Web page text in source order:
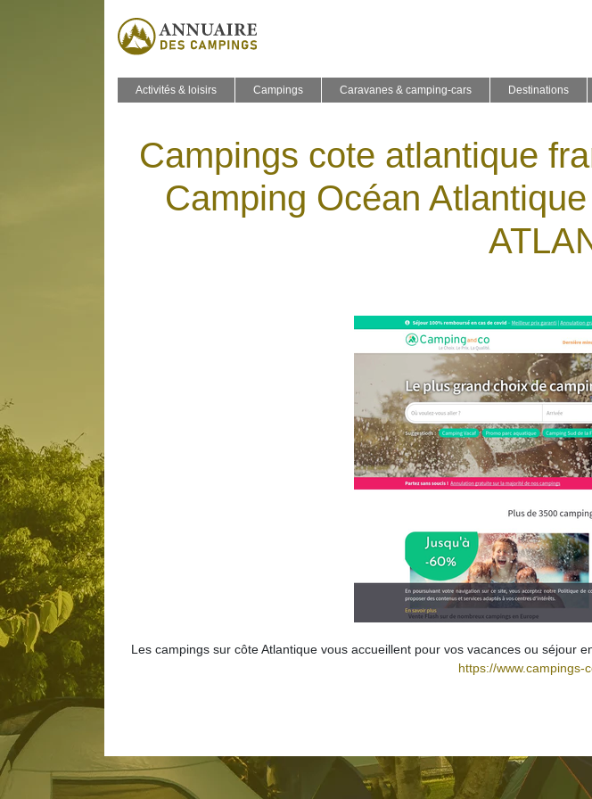
Activités & loisirs Campings Caravanes & camping-cars Destinations
Campings cote atlantique
Camping Océan
Les campings sur côte Atlantique vous accueillent pour vos vacances ou séjour
https://www.campings-